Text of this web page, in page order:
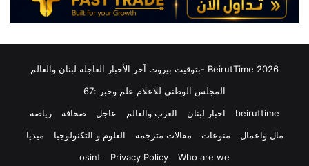
2026 BeirutTime -بتوقيت بيروت آخر الأخبار العاجلة لبنان والعالم
المجلس الوطني للاعلام علم وخبر :67
beiruttime
اخبار لبنان العرب والعالم عاجل صحافة
رياضة
مال واعمال
منوعات مقالات مترجمة العلوم و التكنولوجيا
ميديا
Who are we
Privacy Policy
osint